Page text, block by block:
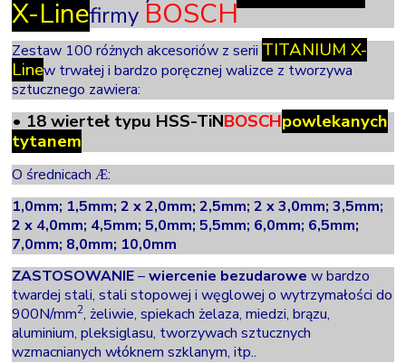
X-Linefirmy BOSCH
Zestaw 100 różnych akcesoriów z serii TITANIUMX-
Linew trwałej i bardzo poręcznej walizce z tworzywa
sztucznego zawiera:
• 18 wierteł typu HSS-TiNBOSCHpowlekanych
tytanem
O średnicachÆ:
1,0mm; 1,5mm; 2 x 2,0mm; 2,5mm; 2 x 3,0mm; 3,5mm;
2 x 4,0mm; 4,5mm; 5,0mm; 5,5mm; 6,0mm; 6,5mm;
7,0mm; 8,0mm; 10,0mm
ZASTOSOWANIE–wiercenie bezudarowe w bardzo
twardej stali, stali stopowej i węglowej o wytrzymałości do
900N/mm2, żeliwie, spiekach żelaza, miedzi, brązu,
aluminium, pleksiglasu, tworzywach sztucznych
wzmacnianych włóknem szklanym, itp..